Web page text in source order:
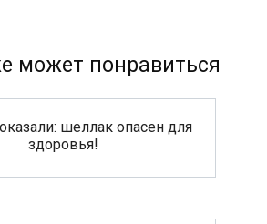
может понравиться
шеллак опасен для
здоровья!